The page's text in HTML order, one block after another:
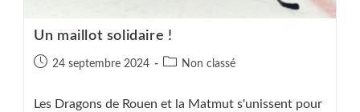
Un maillot solidaire !
Publication
24 septembre 2024
PostNon classé
Les Dragons de Rouen et la Matmut s'unissent pour